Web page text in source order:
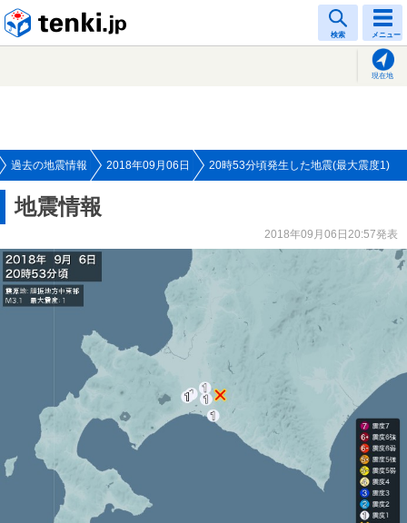
検索 メニュー
現在地
過去の地震情報 2018年09月06日 20時53分頃発生した地震(最大震度1)
地震情報
2018年09月06日20:57発表